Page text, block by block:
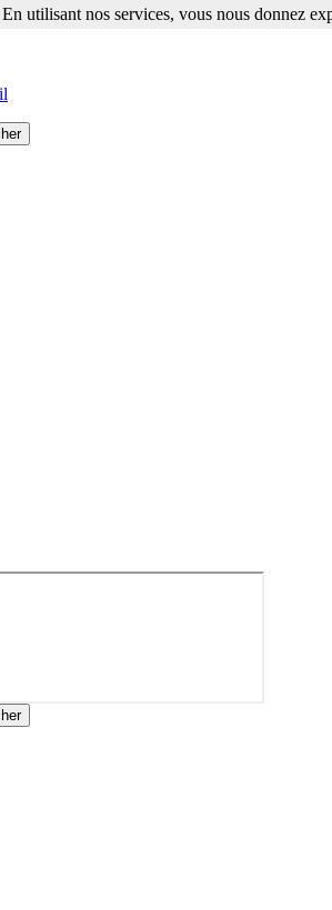
nos services, vous nous donnez
utilisant nos services, vous nous donnez